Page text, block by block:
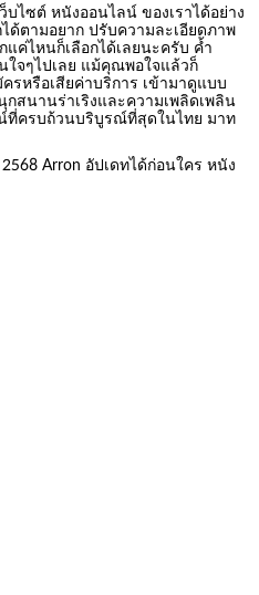
บไซต์ หนังออนไลน์ ของเราได้อย่าง
ด้ตามอยาก ปรับความละเอียดภาพ
ค่ไหนก็เลือกได้เลยนะครับ ค้ำ
จๆไปเลย แม้คุณพอใจแล้วก็
รหรือเสียค่าบริการ เข้ามาดูแบบ
สนานร่าเริงและความเพลิดเพลิน
ที่ครบถ้วนบริบูรณ์ที่สุดในไทย มาท
Arron อัปเดทได้ก่อนใคร หนัง